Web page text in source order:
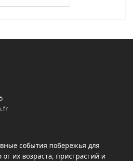
события побережья для
их возраста, пристрастий и